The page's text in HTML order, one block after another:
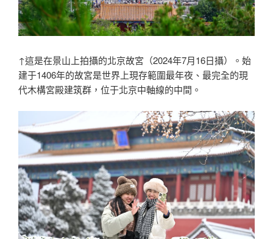
↑這是在景山上拍攝的北京故宮（2024年7月16日攝）。始
建于1406年的故宮是世界上現存範圍最年夜、最完全的現
代木構宮殿建筑群，位于北京中軸線的中間。